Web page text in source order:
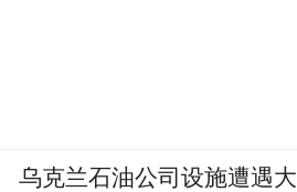
乌克兰石油公司设施遭遇大